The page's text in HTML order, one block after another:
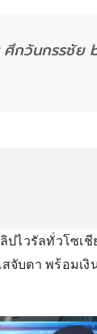
ศึกวันกรรชั
วรัลทั่วโซเชีย
จับตา พร้อมเ